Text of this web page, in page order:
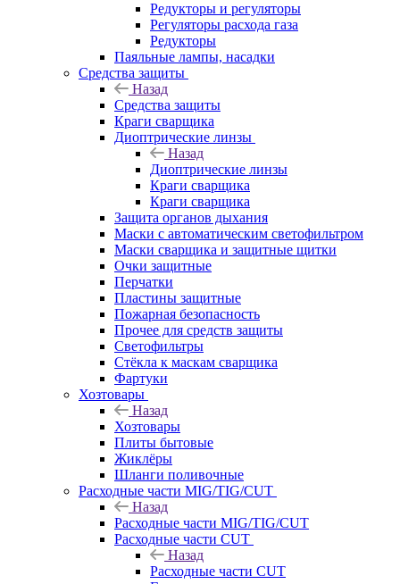
Редукторы и регуляторы
Регуляторы расхода газа
Редукторы
Паяльные лампы, насадки
Средства защиты
Назад
Средства защиты
Краги сварщика
Диоптрические линзы
Назад
Диоптрические линзы
Краги сварщика
Краги сварщика
Защита органов дыхания
Маски с автоматическим светофильтром
Маски сварщика и защитные щитки
Очки защитные
Перчатки
Пластины защитные
Пожарная безопасность
Прочее для средств защиты
Светофильтры
Стёкла к маскам сварщика
Фартуки
Хозтовары
Назад
Хозтовары
Плиты бытовые
Жиклёры
Шланги поливочные
Расходные части MIG/TIG/CUT
Назад
Расходные части MIG/TIG/CUT
Расходные части CUT
Назад
Расходные части CUT